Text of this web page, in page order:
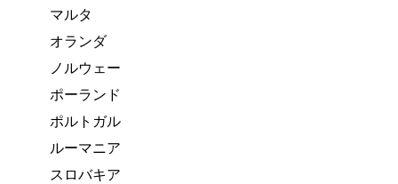
マルタ
オランダ
ノルウェー
ポーランド
ポルトガル
ルーマニア
スロバキア